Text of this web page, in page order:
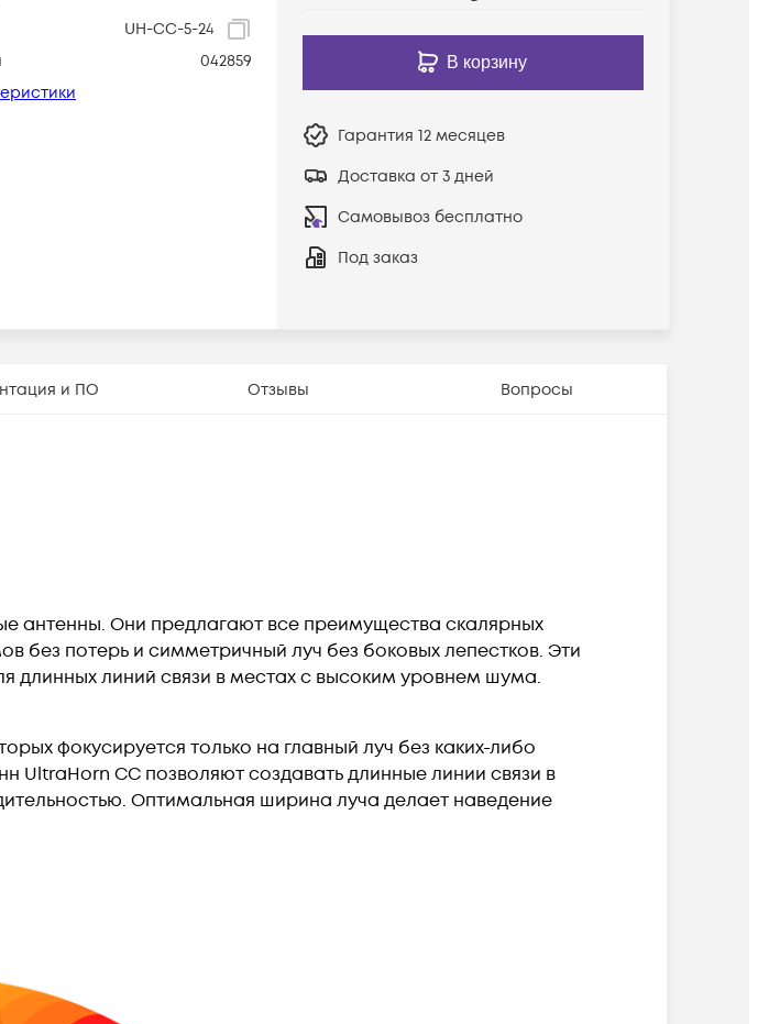
UH-CC-5-24
042859
В корзину
Гарантия 12 месяцев
Доставка от 3 дней
Самовывоз бесплатно
Под заказ
и ПО Отзывы Вопросы
антенны. Они предлагают все преимущества скалярных
без потерь и симметричный луч без боковых лепестков. Эти
длинных линий связи в местах с высоким уровнем шума.
фокусируется только на главный луч без каких-либо
UltraHorn CC позволяют создавать длинные линии связи в
Оптимальная ширина луча делает наведение